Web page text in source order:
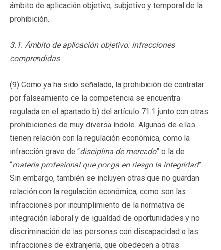
ámbito de aplicación objetivo, subjetivo y temporal de la
prohibición.
3.1. Ámbito de aplicación objetivo: infracciones
comprendidas
(9) Como ya ha sido señalado, la prohibición de contratar
por falseamiento de la competencia se encuentra
regulada en el apartado b) del artículo 71.1 junto con otras
prohibiciones de muy diversa índole. Algunas de ellas
tienen relación con la regulación económica, como la
infracción grave de “disciplina de mercado” o la de
“materia profesional que ponga en riesgo la integridad”.
Sin embargo, también se incluyen otras que no guardan
relación con la regulación económica, como son las
infracciones por incumplimiento de la normativa de
integración laboral y de igualdad de oportunidades y no
discriminación de las personas con discapacidad o las
infracciones de extranjería, que obedecen a otras